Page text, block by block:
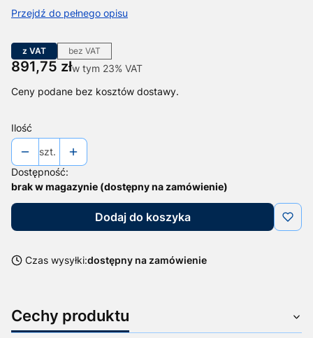
Przejdź do pełnego opisu
z VAT bez VAT
Cena
891,75 złw tym 23% VAT
w tym 23% VAT
Ceny podane bez kosztów dostawy.
Ilość
szt.
Dostępność:
brak w magazynie (dostępny na zamówienie)
Dodaj do koszyka
Czas wysyłki:dostępny na zamówienie
Cechy produktu